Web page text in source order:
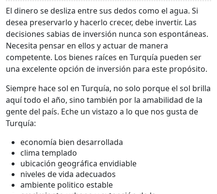
El dinero se desliza entre sus dedos como el agua. Si
desea preservarlo y hacerlo crecer, debe invertir. Las
decisiones sabias de inversión nunca son espontáneas.
Necesita pensar en ellos y actuar de manera
competente. Los bienes raíces en Turquía pueden ser
una excelente opción de inversión para este propósito.
Siempre hace sol en Turquía, no solo porque el sol brilla
aquí todo el año, sino también por la amabilidad de la
gente del país. Eche un vistazo a lo que nos gusta de
Turquía:
economía bien desarrollada
clima templado
ubicación geográfica envidiable
niveles de vida adecuados
ambiente politico estable